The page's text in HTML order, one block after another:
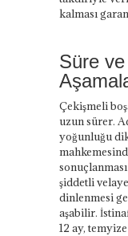
kalması
Süre ve
Çekişmeli
uzun sürer.
yoğunluğu
şiddetli
dinlenmesi
aşabilir.
12 ay,